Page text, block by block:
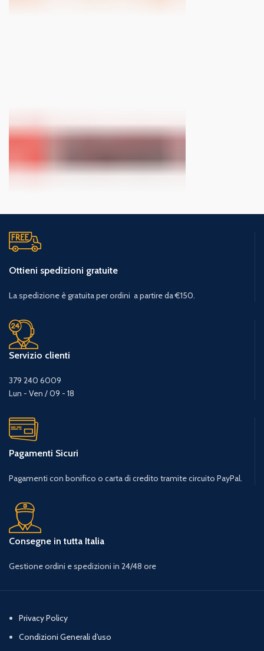
Ottieni spedizioni gratuite
La spedizione è gratuita per ordini a partire da €150.
Servizio clienti
379 240 6009
Lun - Ven / 09 - 18
Pagamenti Sicuri
Pagamenti con bonifico o carta di credito tramite circuito PayPal.
Consegne in tutta Italia
Gestione ordini e spedizioni in 24/48 ore
Privacy Policy
Condizioni Generali d’uso